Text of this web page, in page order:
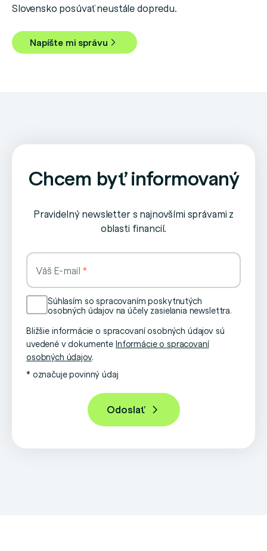
Slovensko posúvať neustále dopredu.
Napíšte mi správu
Chcem byť informovaný
Pravidelný newsletter s najnovšími správami z
oblasti financií.
Váš E-mail
Súhlasím so spracovaním poskytnutých
osobných údajov na účely zasielania newslettra.
Bližšie informácie o spracovaní osobných údajov sú
uvedené v dokumente Informácie o spracovaní
osobných údajov.
* označuje povinný údaj